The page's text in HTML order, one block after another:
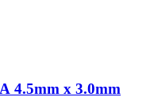
4.5mm x 3.0mm